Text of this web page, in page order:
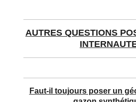
AUTRES QUESTIONS
Faut-il toujours poser un